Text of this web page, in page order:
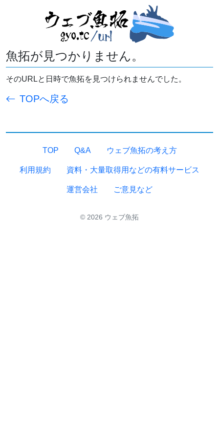
魚拓が見つかりません。
そのURLと日時で魚拓を見つけられませんでした。
TOPへ戻る
TOP Q&A ウェブ魚拓の考え方
利用規約 資料・大量取得用などの有料サービス
運営会社 ご意見など
© 2026 ウェブ魚拓